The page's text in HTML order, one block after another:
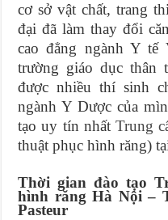
cơ sở vật chất, trang
đại đã làm thay đổi
cao đẳng ngành Y
trường giáo dục
được nhiều thí sinh
ngành Y Dược của
tạo uy tín nhất Trung
thuật phục hình răng)
Thời gian đào tạo
hình răng Hà Nội –
Pasteur